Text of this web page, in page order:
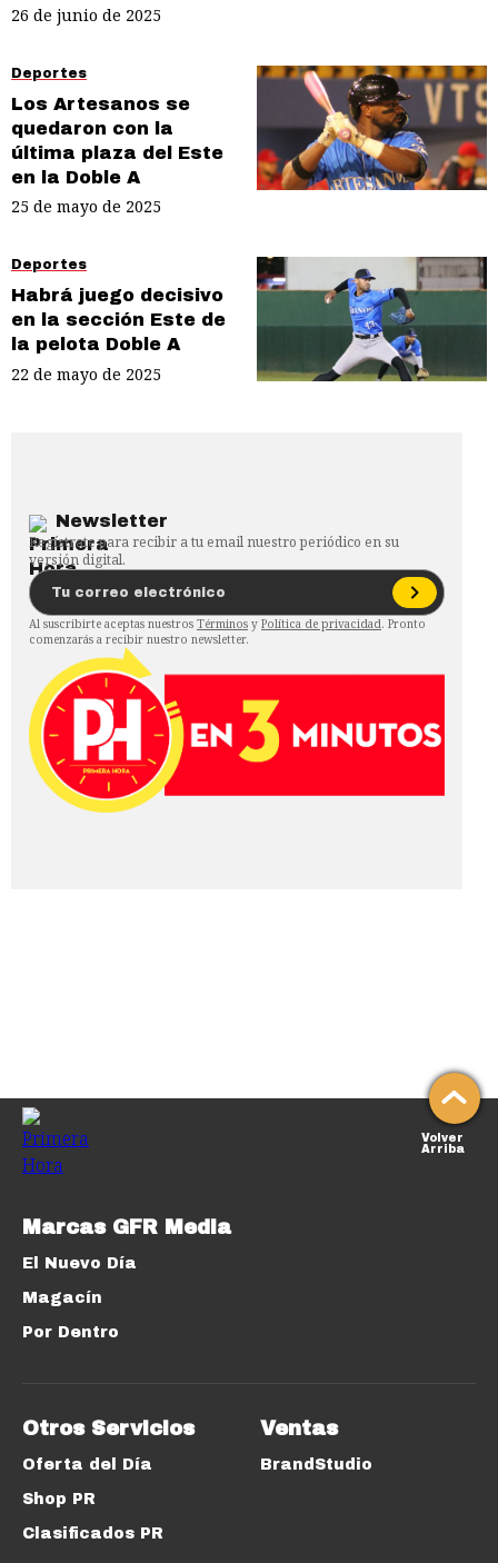
26 de junio de 2025
Deportes
Los Artesanos se
quedaron con la
última plaza del Este
en la Doble A
25 de mayo de 2025
Deportes
Habrá juego decisivo
en la sección Este de
la pelota Doble A
22 de mayo de 2025
Newsletter
Regístrate para recibir a tu email nuestro periódico en su
versión digital.
Al suscribirte aceptas nuestros Términos y Política de privacidad. Pronto
comenzarás a recibir nuestro newsletter.
Volver
Arriba
Marcas GFR Media
El Nuevo Día
Magacín
Por Dentro
Otros Servicios
Oferta del Día
Shop PR
Clasificados PR
Ventas
BrandStudio